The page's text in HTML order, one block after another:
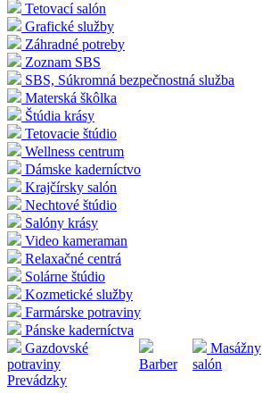
Tetovací salón
Grafické služby
Záhradné potreby
Zoznam SBS
SBS, Súkromná bezpečnostná služba
Materská škôlka
Štúdia krásy
Tetovacie štúdio
Wellness centrum
Dámske kaderníctvo
Krajčírsky salón
Nechtové štúdio
Salóny krásy
Video kameraman
Relaxačné centrá
Solárne štúdio
Kozmetické služby
Farmárske potraviny
Pánske kaderníctva
Gazdovské
potraviny
Barber
Masážny
salón
Prevádzky